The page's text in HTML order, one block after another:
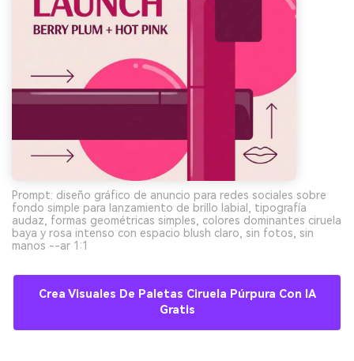
Prompt: diseño gráfico de anuncio para redes sociales sobre
fondo simple para lanzamiento de brillo labial, tipografía
audaz, formas geométricas simples, colores dominantes ciruela
baya y rosa intenso con espacio blush claro, sin fotos, sin
manos --ar 1:1
Crea Visuales De Paletas Ciruela Púrpura Con IA
Gratis